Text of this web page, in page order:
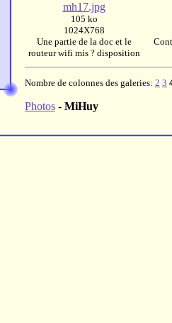
mh17.jpg
105 ko
1024X768
Une partie de la doc et le
routeur wifi mis ? disposition
Nombre de colonnes des galeries: 2 3
Photos - MiHuy